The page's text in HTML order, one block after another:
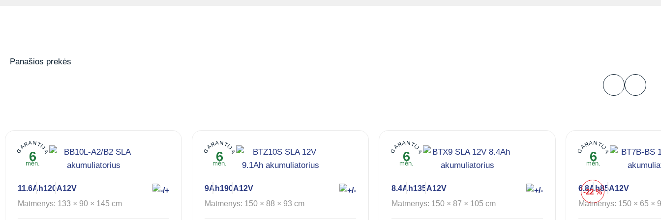
Panašios prekės
GARANTIJA
6
mėn.
11.6Ah120A12V
Matmenys: 133 × 90 × 145 cm
GARANTIJA
6
mėn.
9Ah190A12V
Matmenys: 150 × 88 × 93 cm
GARANTIJA
6
mėn.
8.4Ah135A12V
Matmenys: 150 × 87 × 105 cm
-22 %
GARANTIJA
6
mėn.
6.8Ah85A12V
Matmenys: 150 × 65 ×